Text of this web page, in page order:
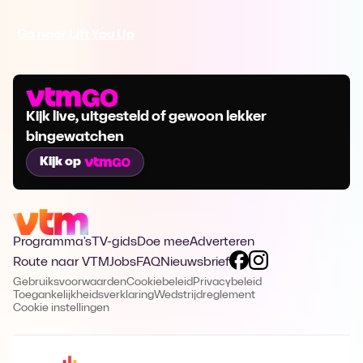
Kijk live, uitgesteld of gewoon lekker
bingewatchen
Kijk op
Programma's TV-gidsDoe meeAdverteren
Route naar VTMJobsFAQNieuwsbrief
GebruiksvoorwaardenCookiebeleid Privacybeleid
ToegankelijkheidsverklaringWedstrijdreglement
Cookie instellingen